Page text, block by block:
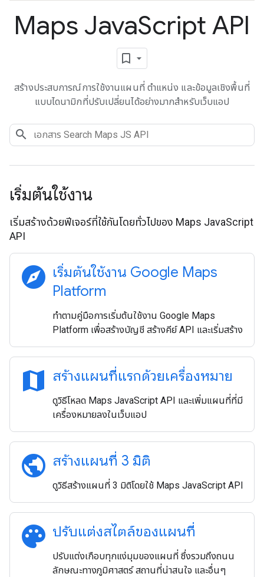
Maps JavaScript API
สร้างประสบการณ์การใช้งานแผนที่ ตำแหน่ง และข้อมูลเชิงพื้นที่
แบบไดนามิกที่ปรับเปลี่ยนได้อย่างมากสำหรับเว็บแอป
เริ่มต้นใช้งาน
เริ่มสร้างด้วยฟีเจอร์ที่ใช้กันโดยทั่วไปของ Maps JavaScript
API
explore เริ่มต้นใช้งาน Google Maps
Platform
ทำตามคู่มือการเริ่มต้นใช้งาน Google Maps
Platform เพื่อสร้างบัญชี สร้างคีย์ API และเริ่มสร้าง
map สร้างแผนที่แรกด้วยเครื่องหมาย
ดูวิธีโหลด Maps JavaScript API และเพิ่มแผนที่ที่มี
เครื่องหมายลงในเว็บแอป
public สร้างแผนที่ 3 มิติ
ดูวิธีสร้างแผนที่ 3 มิติโดยใช้ Maps JavaScript API
palette ปรับแต่งสไตล์ของแผนที่
ปรับแต่งเกือบทุกแง่มุมของแผนที่ ซึ่งรวมถึงถนน
ลักษณะทางภูมิศาสตร์ สถานที่น่าสนใจ และอื่นๆ